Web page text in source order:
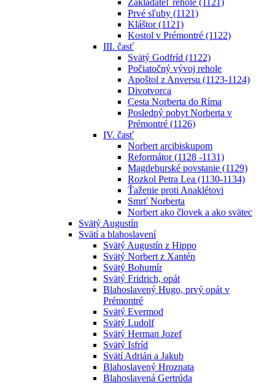
Prvé sľuby (1121)
Kláštor (1121)
Kostol v Prémontré (1122)
III. časť
Svätý Godfríd (1122)
Počiatočný vývoj rehole
Apoštol z Anversu (1123-1124)
Divotvorca
Cesta Norberta do Ríma
Posledný pobyt Norberta v
Prémontré (1126)
IV. časť
Norbert arcibiskupom
Reformátor (1128 -1131)
Magdeburské povstanie (1129)
Rozkol Petra Lea (1130-1134)
Ťaženie proti Anaklétovi
Smrť Norberta
Norbert ako človek a ako svätec
Svätý Augustín
Svätí a blahoslavení
Svätý Augustín z Hippo
Svätý Norbert z Xantén
Svätý Bohumír
Svätý Fridrich, opát
Blahoslavený Hugo, prvý opát v
Prémontré
Svätý Evermod
Svätý Ludolf
Svätý Herman Jozef
Svätý Isfríd
Svätí Adrián a Jakub
Blahoslavený Hroznata
Blahoslavená Gertrúda